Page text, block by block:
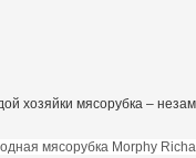
хозяйки мясорубка –
мясорубка Morphy